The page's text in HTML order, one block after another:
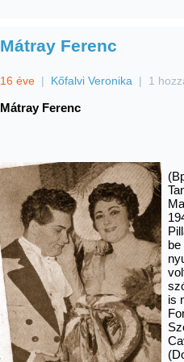
Mátray Ferenc
16 éve | Kőfalvi Veronika | 1
Mátray Ferenc
is